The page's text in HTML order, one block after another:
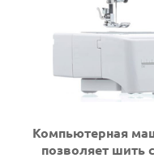
Компьютерная
позволяет шить